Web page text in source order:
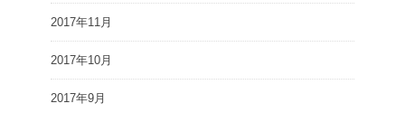
2017年11月
2017年10月
2017年9月